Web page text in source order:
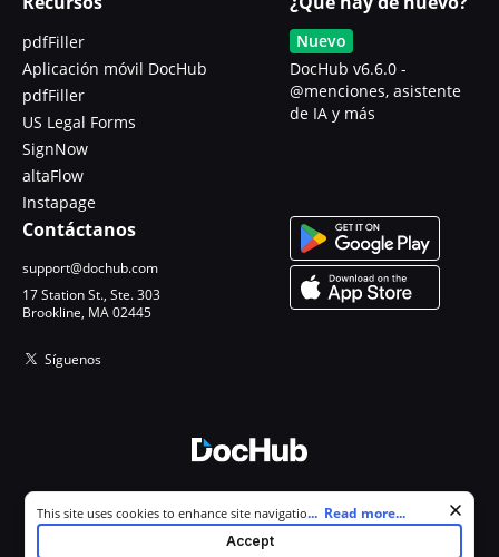
pdfFiller
Aplicación móvil DocHub
pdfFiller
US Legal Forms
SignNow
altaFlow
Instapage
Nuevo
DocHub v6.6.0 -
@menciones, asistente
de IA y más
Contáctanos
support@dochub.com
17 Station St., Ste. 303
Brookline, MA 02445
Síguenos
Todos los derechos reservados.
Cookie consent notice
This site uses cookies to enhance site navigation and personalize
your experience. By using this site you agree to our use of cookies as
described in our
. You can modify your selections by
... Read more...
Accept